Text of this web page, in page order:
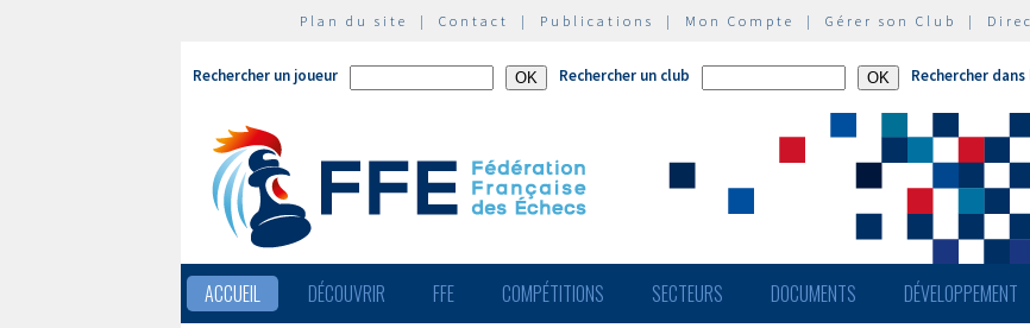
Plan du site | Contact | Publications | Mon Compte | Gérer son Club |
Rechercher un joueur Rechercher un club Rechercher
ACCUEIL DÉCOUVRIR FFE COMPÉTITIONS SECTEURS DOCUMENTS DÉVELOPPEMENT